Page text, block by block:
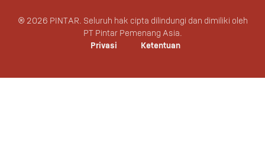
© 2026 PINTAR. Seluruh hak cipta dilindungi dan dimiliki oleh
PT Pintar Pemenang Asia.
Privasi
Ketentuan